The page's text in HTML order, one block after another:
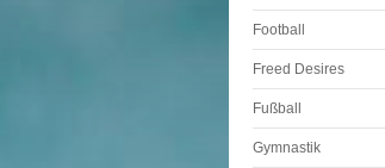
Football
Freed Desires
Fußball
Gymnastik